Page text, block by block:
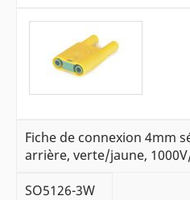
Fiche de connexion 4mm
arrière, verte/jaune,
SO5126-3W